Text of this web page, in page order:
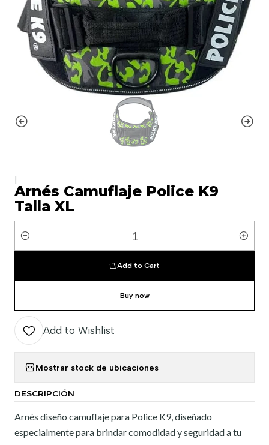
Arnés Camuflaje Police K9
Talla XL
Quantity
Add to Cart
Buy now
Add to Wishlist
Mostrar stock de ubicaciones
DESCRIPCIÓN
Arnés diseño camuflaje para Police K9, diseñado
especialmente para brindar comodidad y seguridad a tu